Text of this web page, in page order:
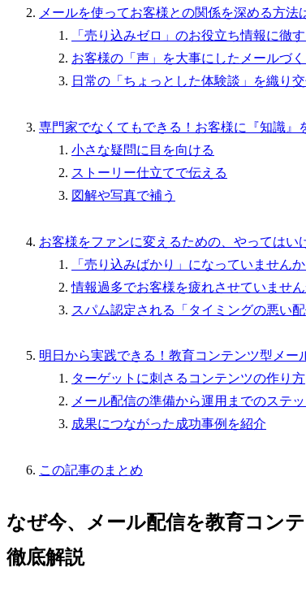
メールを使ってお客様との関係を深める方法
「売り込みゼロ」のお役立ち情報に徹
お客様の「声」を大事にしたメールづく
日常の「ちょっとした体験談」を織り
専門家でなくてもできる！お客様に『知識』
小さな疑問に目を向ける
ストーリー仕立てで伝える
図解や写真で補う
お客様をファンに変えるための、やってはい
「売り込みばかり」になっていませんか
情報過多でお客様を疲れさせていません
スパム認定される「タイミングの悪い配
明日から実践できる！教育コンテンツ型メー
ターゲットに刺さるコンテンツの作り方
メール配信の準備から運用までのステ
成果につながった成功事例を紹介
この記事のまとめ
なぜ今、メール配信を教育コン
徹底解説